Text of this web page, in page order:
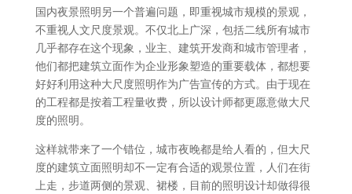
国内夜景照明另一个普遍问题，即重视城市规模的景观，
不重视人文尺度景观。不仅北上广深，包括二线所有城市
几乎都存在这个现象，业主、建筑开发商和城市管理者，
他们都把建筑立面作为企业形象塑造的重要载体，都想要
好好利用这种大尺度照明作为广告宣传的方式。由于现在
的工程都是按着工程量收费，所以设计师都更愿意做大尺
度的照明。
这样就带来了一个错位，城市夜晚都是给人看的，但大尺
度的建筑立面照明却不一定有合适的观景位置，人们在街
上走，步道两侧的景观、裙楼，目前的照明设计却做得很